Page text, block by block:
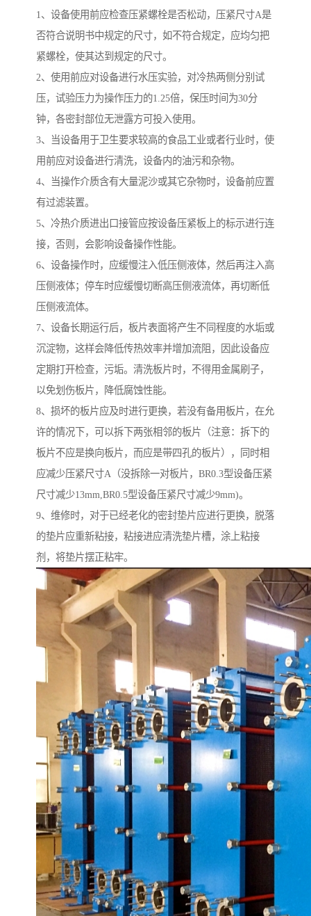
1、设备使用前应检查压紧螺栓是否松动，压紧尺寸A是
否符合说明书中规定的尺寸，如不符合规定，应均匀把
紧螺栓，使其达到规定的尺寸。
2、使用前应对设备进行水压实验，对冷热两侧分别试
压，试验压力为操作压力的1.25倍，保压时间为30分
钟，各密封部位无泄露方可投入使用。
3、当设备用于卫生要求较高的食品工业或者行业时，使
用前应对设备进行清洗，设备内的油污和杂物。
4、当操作介质含有大量泥沙或其它杂物时，设备前应置
有过滤装置。
5、冷热介质进出口接管应按设备压紧板上的标示进行连
接，否则，会影响设备操作性能。
6、设备操作时，应缓慢注入低压侧液体，然后再注入高
压侧液体；停车时应缓慢切断高压侧液流体，再切断低
压侧液流体。
7、设备长期运行后，板片表面将产生不同程度的水垢或
沉淀物，这样会降低传热效率并增加流阻，因此设备应
定期打开检查，污垢。清洗板片时，不得用金属刷子，
以免划伤板片，降低腐蚀性能。
8、损坏的板片应及时进行更换，若没有备用板片，在允
许的情况下，可以拆下两张相邻的板片（注意：拆下的
板片不应是换向板片，而应是带四孔的板片），同时相
应减少压紧尺寸A（没拆除一对板片，BR0.3型设备压紧
尺寸减少13mm,BR0.5型设备压紧尺寸减少9mm)。
9、维修时，对于已经老化的密封垫片应进行更换，脱落
的垫片应重新粘接，粘接进应清洗垫片槽，涂上粘接
剂，将垫片摆正粘牢。